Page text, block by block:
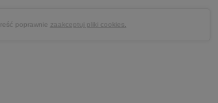
poprawnie zaakceptuj pliki cookies.